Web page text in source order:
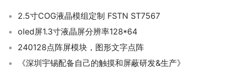
2.5寸COG液晶模组定制 FSTN ST7567
oled屏1.3寸液晶屏分辨率128*64
240128点阵屏模块，图形文字点阵
《深圳宇锡配备自己的触摸和屏蔽研发&生产》